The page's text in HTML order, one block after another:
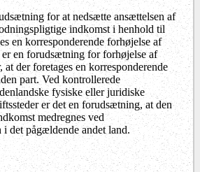
for at nedsætte ansættelsen af
indkomst i henhold til
en korresponderende forhøjelse af
er en forudsætning for forhøjelse af
at der foretages en korresponderende
part. Ved kontrollerede
fysiske eller juridiske
er det en forudsætning, at den
medregnes ved
i det pågældende andet land.